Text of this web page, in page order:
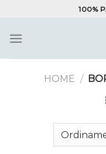
contenuti
100%
HOME /